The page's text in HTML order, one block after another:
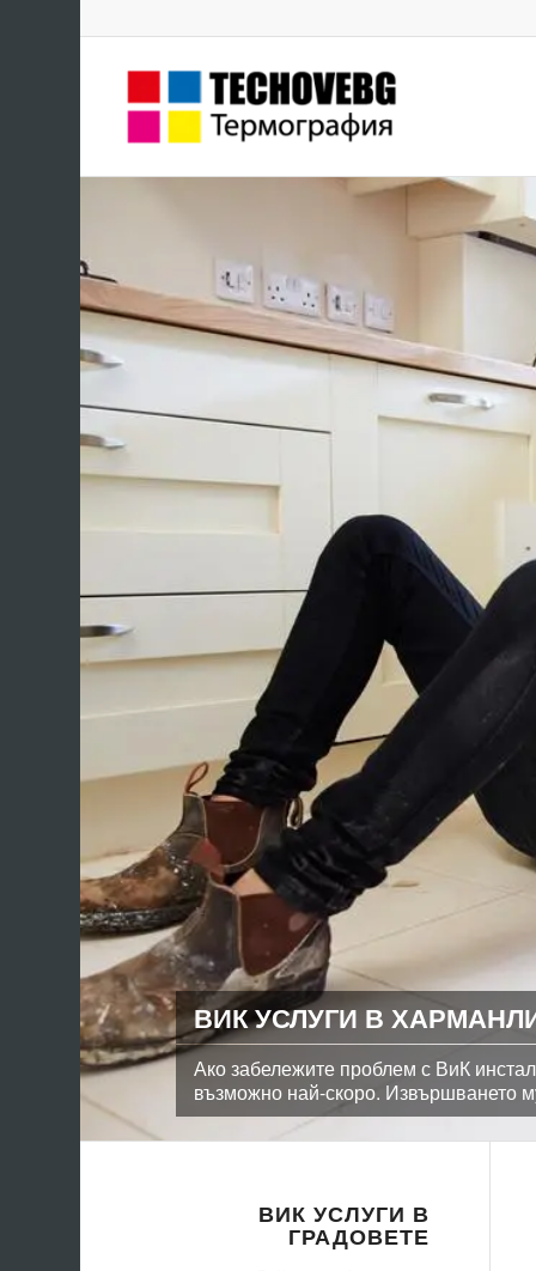
ВИК УСЛУГИ В
Ако забележите проблем с ВиК
възможно най-скоро. Извършването
ВИК УСЛУГИ В
ГРАДОВЕТЕ